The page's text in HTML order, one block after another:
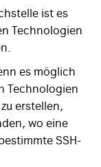
ist es
Technologien
es möglich
Technologien
erstellen,
wo eine
SSH-